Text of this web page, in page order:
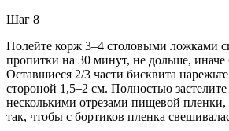
Шаг 8
Полейте корж 3–4 столовыми ложками
пропитки на 30 минут, не дольше, иначе
Оставшиеся 2/3 части бисквита
стороной 1,5–2 см. Полностью
несколькими отрезами пищевой
так, чтобы с бортиков пленка